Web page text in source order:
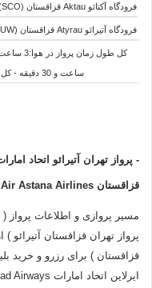
فرودگاه آکتائو Aktau قزاقستان (SCO)
فرودگاه آتیرائو Atyrau قزاقستان (GUW)
ساعت و 30 دقیقه - کل طول زمان سفر:25 ساعت و 00 دقیقه
-
قزاقستان Air Astana Airlines
مسیر پروازی و اطلاعات پرواز
پرواز تهران قزاقستان آتیرائو
قزاقستان ) برای رزرو و خرید